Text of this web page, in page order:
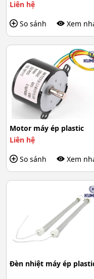
Liên hệ
So sánh
Xem
Motor máy ép plastic
Liên hệ
So sánh
Xem
Đèn nhiệt máy ép